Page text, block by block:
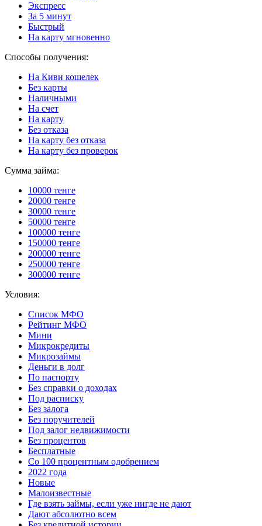
Экспресс
За 5 минут
Быстрый
На карту мгновенно
Способы получения:
На Киви кошелек
Без карты
Наличными
На счет
На карту
Без отказа
На карту без отказа
На карту без проверок
Сумма займа:
10000 тенге
20000 тенге
30000 тенге
50000 тенге
100000 тенге
150000 тенге
200000 тенге
250000 тенге
300000 тенге
Условия:
Список МФО
Рейтинг МФО
Мини
Микрокредиты
Микрозаймы
Деньги в долг
По паспорту
Без справки о доходах
Под расписку
Без залога
Без поручителей
Под залог недвижимости
Без процентов
Бесплатные
Со 100 процентным одобрением
2022 года
Новые
Малоизвестные
Где взять займы, если уже нигде не дают
Дают абсолютно всем